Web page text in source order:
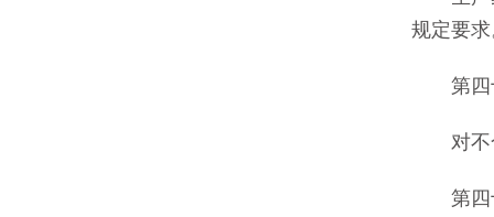
规定要
第四十
对不合
第四十